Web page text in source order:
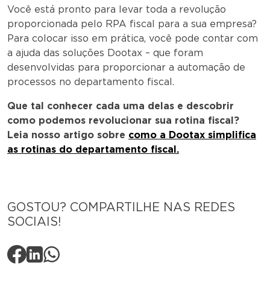
Você está pronto para levar toda a revolução
proporcionada pelo RPA fiscal para a sua empresa?
Para colocar isso em prática, você pode contar com
a ajuda das soluções Dootax – que foram
desenvolvidas para proporcionar a automação de
processos no departamento fiscal.
Que tal conhecer cada uma delas e descobrir
como podemos revolucionar sua rotina fiscal?
Leia nosso artigo sobre como a Dootax simplifica
as rotinas do departamento fiscal.
GOSTOU? COMPARTILHE NAS REDES
SOCIAIS!